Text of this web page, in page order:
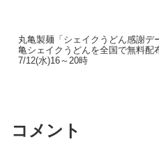
丸亀製麺「シェイクうどん感謝デ
亀シェイクうどんを全国で無料
7/12(水)16～20時
コメント